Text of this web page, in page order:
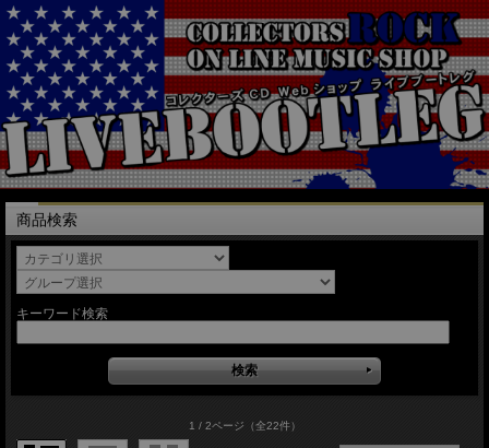
商品検索
キーワード検索
1 / 2ページ （全22件）